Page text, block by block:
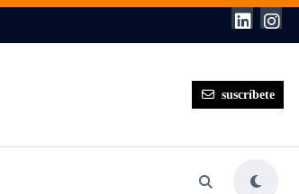
suscríbete